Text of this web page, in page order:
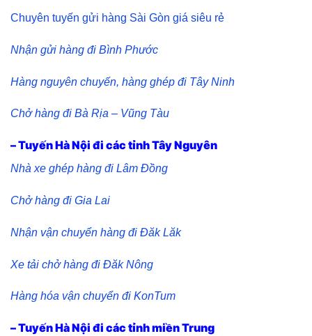
Chuyên tuyến gửi hàng Sài Gòn giá siêu rẻ
Nhận gửi hàng đi Bình Phước
Hàng nguyên chuyến, hàng ghép đi Tây Ninh
Chở hàng đi Bà Rịa – Vũng Tàu
– Tuyến Hà Nội đi các tỉnh Tây Nguyên
Nhà xe ghép hàng đi Lâm Đồng
Chở hàng đi Gia Lai
Nhận vận chuyển hàng đi Đăk Lăk
Xe tải chở hàng đi Đăk Nông
Hàng hóa vận chuyển đi KonTum
– Tuyến Hà Nội đi các tỉnh miền Trung